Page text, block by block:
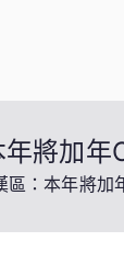
將加年
區：本年將加